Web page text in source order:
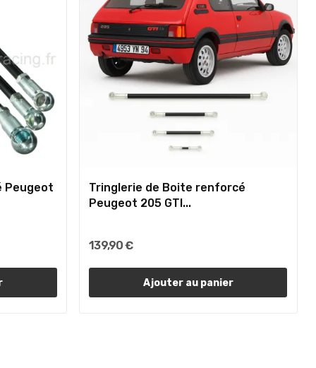
Peugeot
Tringlerie de Boite renforcé
Peugeot 205 GTI...
139,90 €
Ajouter au panier